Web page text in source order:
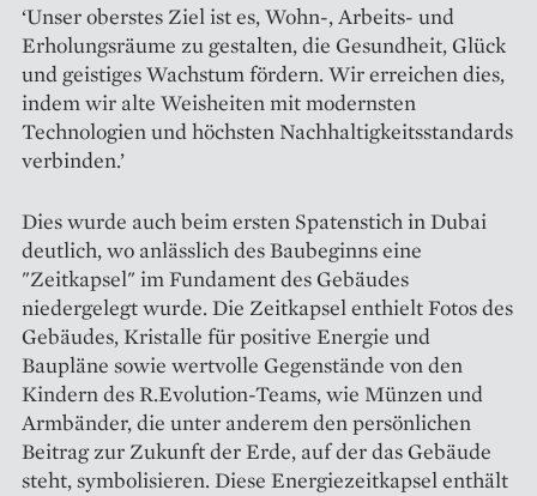
‘Unser oberstes Ziel ist es, Wohn-, Arbeits- und
Erholungsräume zu gestalten, die Gesundheit, Glück
und geistiges Wachstum fördern. Wir erreichen dies,
indem wir alte Weisheiten mit modernsten
Technologien und höchsten Nachhaltigkeitsstandards
verbinden.’
Dies wurde auch beim ersten Spatenstich in Dubai
deutlich, wo anlässlich des Baubeginns eine
"Zeitkapsel" im Fundament des Gebäudes
niedergelegt wurde. Die Zeitkapsel enthielt Fotos des
Gebäudes, Kristalle für positive Energie und
Baupläne sowie wertvolle Gegenstände von den
Kindern des R.Evolution-Teams, wie Münzen und
Armbänder, die unter anderem den persönlichen
Beitrag zur Zukunft der Erde, auf der das Gebäude
steht, symbolisieren. Diese Energiezeitkapsel enthält